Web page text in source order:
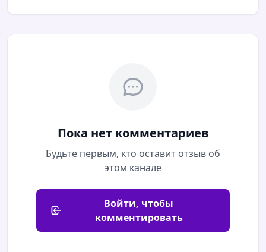
Пока нет комментариев
Будьте первым, кто оставит отзыв об
этом канале
Войти, чтобы
комментировать